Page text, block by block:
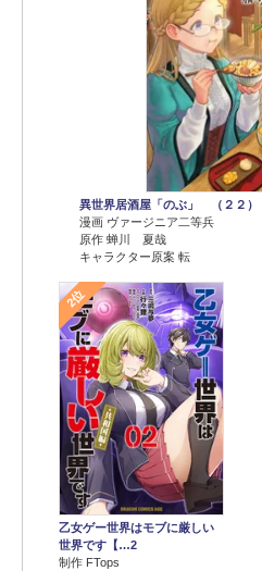
異世界居酒屋「のぶ」 （２２）
漫画 ヴァージニア二等兵
原作 蝉川 夏哉
キャラクター原案 転
2位
乙女ゲー世界はモブに厳しい
世界です【…2
制作 FTops